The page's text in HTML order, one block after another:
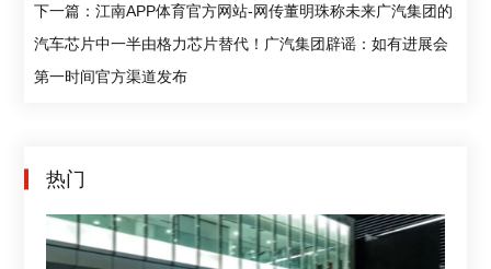
下一篇：江南APP体育官方网站-网传董明珠称未来广汽集团的
汽车芯片中一半由格力芯片替代！广汽集团辟谣：如有进展会
第一时间官方渠道发布
热门